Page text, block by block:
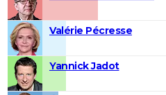
Valérie Pécresse
Yannick Jadot